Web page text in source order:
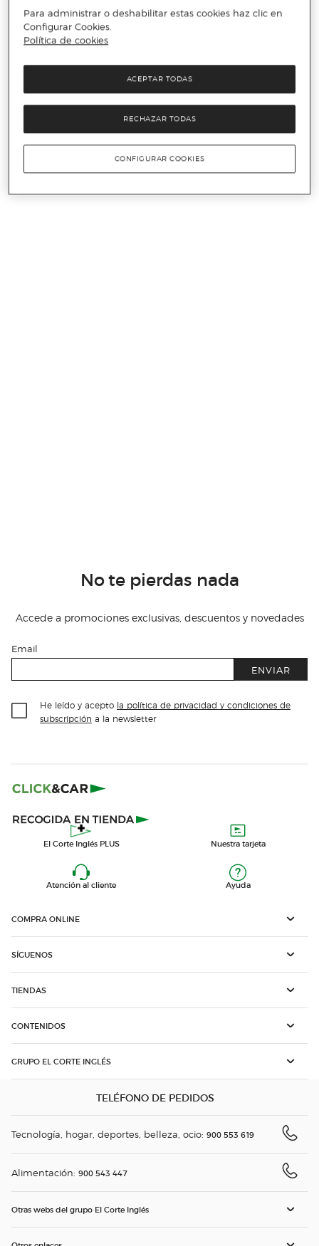
No te pierdas nada
Accede a promociones exclusivas, descuentos y novedades
Email
ENVIAR
He leído y acepto la política de privacidad y condiciones de
subscripción a la newsletter
El Corte Inglés PLUS Nuestra tarjeta
Atención al cliente Ayuda
COMPRA ONLINE
SÍGUENOS
TIENDAS
CONTENIDOS
GRUPO EL CORTE INGLÉS
TELÉFONO DE PEDIDOS
Tecnología, hogar, deportes, belleza, ocio: 900 553 619
Alimentación: 900 543 447
Otras webs del grupo El Corte Inglés
Para administrar o deshabilitar estas cookies haz clic en
Configurar Cookies.
Política de cookies
RECHAZAR TODAS
ACEPTAR TODAS
CONFIGURAR COOKIES